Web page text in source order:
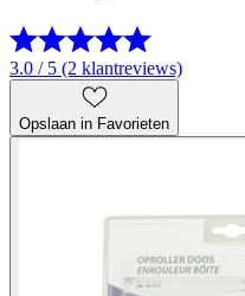
3.0 / 5 (2 klantreviews)
Opslaan in Favorieten